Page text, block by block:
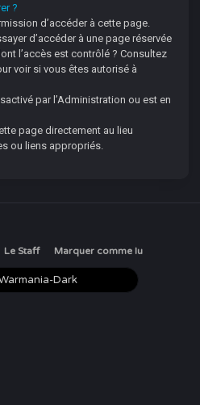
?
d’accéder à cette page.
d’accéder à une page réservée
l’accès est contrôlé ? Consultez
voir si vous êtes autorisé à
par l’Administration ou est en
page directement au lieu
ou liens appropriés.
Le Staff Marquer comme lu